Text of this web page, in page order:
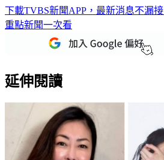
下載TVBS新聞APP，最新消息不漏接
重點新聞一次看
延伸閱讀